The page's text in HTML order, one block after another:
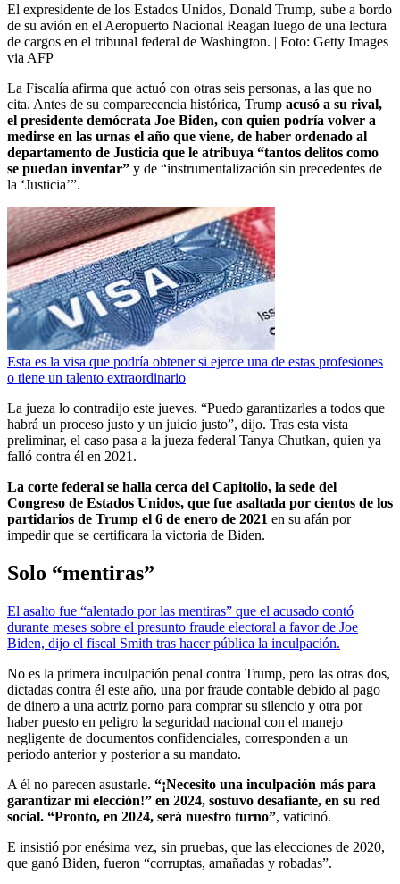
El expresidente de los Estados Unidos, Donald Trump, sube a bordo
de su avión en el Aeropuerto Nacional Reagan luego de una lectura
de cargos en el tribunal federal de Washington. | Foto: Getty Images
via AFP
La Fiscalía afirma que actuó con otras seis personas, a las que no
cita. Antes de su comparecencia histórica, Trump acusó a su rival,
el presidente demócrata Joe Biden, con quien podría volver a
medirse en las urnas el año que viene, de haber ordenado al
departamento de Justicia que le atribuya “tantos delitos como
se puedan inventar” y de “instrumentalización sin precedentes de
la ‘Justicia’”.
Esta es la visa que podría obtener si ejerce una de estas profesiones
o tiene un talento extraordinario
La jueza lo contradijo este jueves. “Puedo garantizarles a todos que
habrá un proceso justo y un juicio justo”, dijo. Tras esta vista
preliminar, el caso pasa a la jueza federal Tanya Chutkan, quien ya
falló contra él en 2021.
La corte federal se halla cerca del Capitolio, la sede del
Congreso de Estados Unidos, que fue asaltada por cientos de los
partidarios de Trump el 6 de enero de 2021 en su afán por
impedir que se certificara la victoria de Biden.
Solo “mentiras”
El asalto fue “alentado por las mentiras” que el acusado contó
durante meses sobre el presunto fraude electoral a favor de Joe
Biden, dijo el fiscal Smith tras hacer pública la inculpación.
No es la primera inculpación penal contra Trump, pero las otras dos,
dictadas contra él este año, una por fraude contable debido al pago
de dinero a una actriz porno para comprar su silencio y otra por
haber puesto en peligro la seguridad nacional con el manejo
negligente de documentos confidenciales, corresponden a un
periodo anterior y posterior a su mandato.
A él no parecen asustarle. “¡Necesito una inculpación más para
garantizar mi elección!” en 2024, sostuvo desafiante, en su red
social. “Pronto, en 2024, será nuestro turno”, vaticinó.
E insistió por enésima vez, sin pruebas, que las elecciones de 2020,
que ganó Biden, fueron “corruptas, amañadas y robadas”.